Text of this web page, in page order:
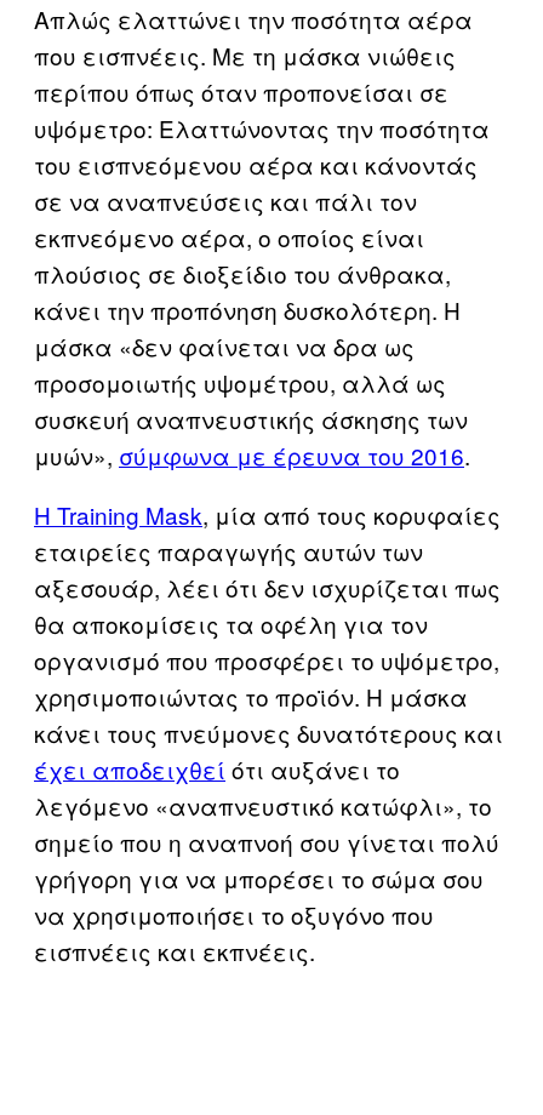
Απλώς ελαττώνει την ποσότητα αέρα
που εισπνέεις. Με τη μάσκα νιώθεις
περίπου όπως όταν προπονείσαι σε
υψόμετρο: Ελαττώνοντας την ποσότητα
του εισπνεόμενου αέρα και κάνοντάς
σε να αναπνεύσεις και πάλι τον
εκπνεόμενο αέρα, ο οποίος είναι
πλούσιος σε διοξείδιο του άνθρακα,
κάνει την προπόνηση δυσκολότερη. Η
μάσκα «δεν φαίνεται να δρα ως
προσομοιωτής υψομέτρου, αλλά ως
συσκευή αναπνευστικής άσκησης των
μυών», σύμφωνα με έρευνα του 2016.
Η Training Mask, μία από τους κορυφαίες
εταιρείες παραγωγής αυτών των
αξεσουάρ, λέει ότι δεν ισχυρίζεται πως
θα αποκομίσεις τα οφέλη για τον
οργανισμό που προσφέρει το υψόμετρο,
χρησιμοποιώντας το προϊόν. Η μάσκα
κάνει τους πνεύμονες δυνατότερους και
έχει αποδειχθεί ότι αυξάνει το
λεγόμενο «αναπνευστικό κατώφλι», το
σημείο που η αναπνοή σου γίνεται πολύ
γρήγορη για να μπορέσει το σώμα σου
να χρησιμοποιήσει το οξυγόνο που
εισπνέεις και εκπνέεις.